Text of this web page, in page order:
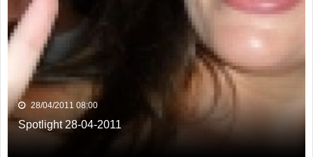
28/04/2011 08:00
Spotlight 28-04-2011